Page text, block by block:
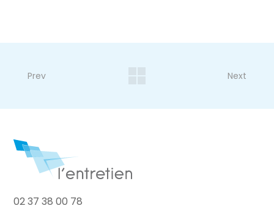
Prev Next
02 37 38 00 78